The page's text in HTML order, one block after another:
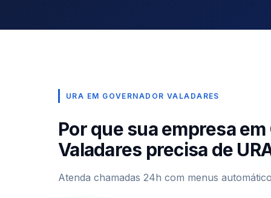
URA EM GOVERNADOR VALADARES
Por que sua empresa
Valadares precisa de
Atenda chamadas 24h com menus